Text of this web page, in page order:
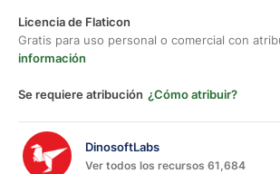
Licencia de Flaticon
Gratis para uso personal o comercial con
información
Se requiere atribución ¿Cómo atribuir?
DinosoftLabs
Ver todos los recursos 61,684